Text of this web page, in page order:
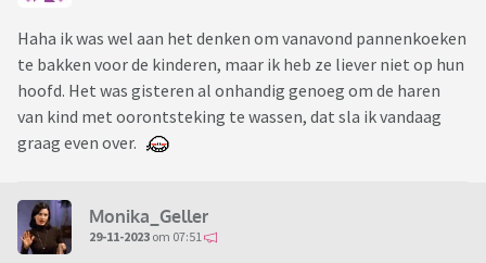
Haha ik was wel aan het denken om vanavond pannenkoeken
te bakken voor de kinderen, maar ik heb ze liever niet op hun
hoofd. Het was gisteren al onhandig genoeg om de haren
van kind met oorontsteking te wassen, dat sla ik vandaag
graag even over.
Monika_Geller
29-11-2023 om 07:51